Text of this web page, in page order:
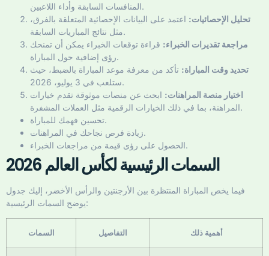
المنافسات السابقة وأداء اللاعبين.
تحليل الإحصائيات: اعتمد على البيانات الإحصائية المتعلقة بالفرق،
مثل نتائج المباريات السابقة.
مراجعة تقديرات الخبراء: قراءة توقعات الخبراء يمكن أن تمنحك
رؤى إضافية حول المباراة.
تحديد وقت المباراة: تأكد من معرفة موعد المباراة بالضبط، حيث
ستلعب في 3 يوليو، 2026.
اختيار منصة المراهنات: ابحث عن منصات موثوقة تقدم خيارات
المراهنة، بما في ذلك الخيارات الرقمية مثل العملات المشفرة.
تحسين فهمك للمباراة.
زيادة فرص نجاحك في المراهنات.
الحصول على رؤى قيمة من مراجعات الخبراء.
السمات الرئيسية لكأس العالم 2026
فيما يخص المباراة المنتظرة بين الأرجنتين والرأس الأخضر، إليك جدول
يوضح السمات الرئيسية:
السمات التفاصيل أهمية ذلك